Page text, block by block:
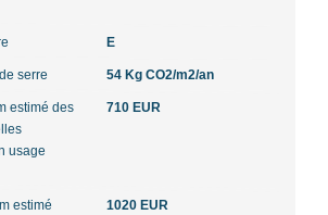
E
serre 54 Kg CO2/m2/an
estimé des
usage
710 EUR
estimé
1020 EUR